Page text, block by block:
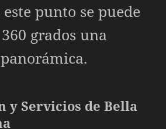
punto se puede
grados una
y Servicios de Bella